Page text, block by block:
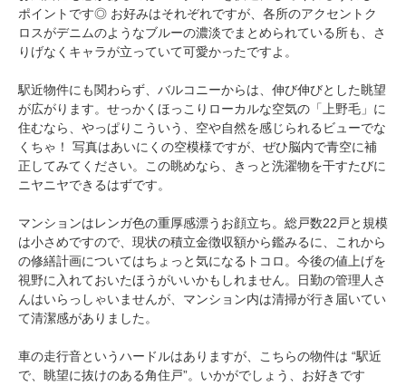
ポイントです◎ お好みはそれぞれですが、各所のアクセントク
ロスがデニムのようなブルーの濃淡でまとめられている所も、さ
りげなくキャラが立っていて可愛かったですよ。
駅近物件にも関わらず、バルコニーからは、伸び伸びとした眺望
が広がります。せっかくほっこりローカルな空気の「上野毛」に
住むなら、やっぱりこういう、空や自然を感じられるビューでな
くちゃ！ 写真はあいにくの空模様ですが、ぜひ脳内で青空に補
正してみてください。この眺めなら、きっと洗濯物を干すたびに
ニヤニヤできるはずです。
マンションはレンガ色の重厚感漂うお顔立ち。総戸数22戸と規模
は小さめですので、現状の積立金徴収額から鑑みるに、これから
の修繕計画についてはちょっと気になるトコロ。今後の値上げを
視野に入れておいたほうがいいかもしれません。日勤の管理人さ
んはいらっしゃいませんが、マンション内は清掃が行き届いてい
て清潔感がありました。
車の走行音というハードルはありますが、こちらの物件は “駅近
で、眺望に抜けのある角住戸”。いかがでしょう、お好きです